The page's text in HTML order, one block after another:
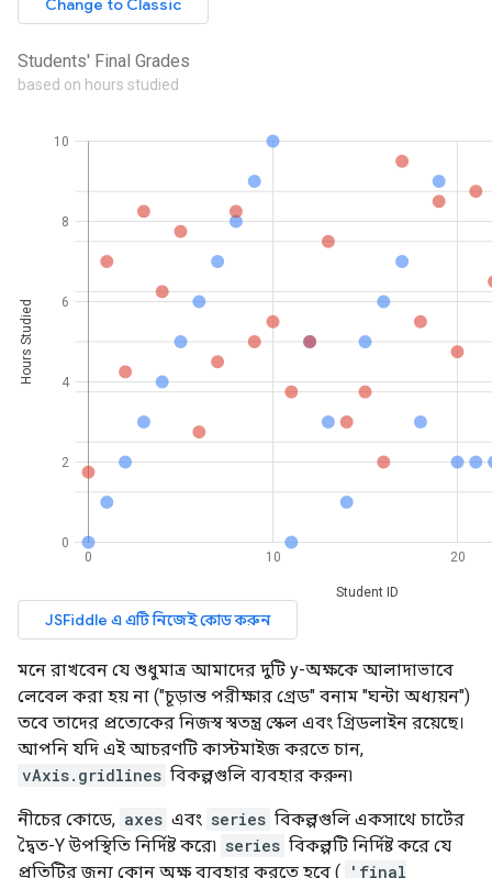
মনে রাখবেন যে শুধুমাত্র আমাদের দুটি y-অক্ষকে আলাদাভাবে
লেবেল করা হয় না ("চূড়ান্ত পরীক্ষার গ্রেড" বনাম "ঘন্টা অধ্যয়ন")
তবে তাদের প্রত্যেকের নিজস্ব স্বতন্ত্র স্কেল এবং গ্রিডলাইন রয়েছে।
আপনি যদি এই আচরণটি কাস্টমাইজ করতে চান,
vAxis.gridlines বিকল্পগুলি ব্যবহার করুন৷
নীচের কোডে, axes এবং series বিকল্পগুলি একসাথে চার্টের
দ্বৈত-Y উপস্থিতি নির্দিষ্ট করে৷ series বিকল্পটি নির্দিষ্ট করে যে
প্রতিটির জন্য কোন অক্ষ ব্যবহার করতে হবে ( 'final